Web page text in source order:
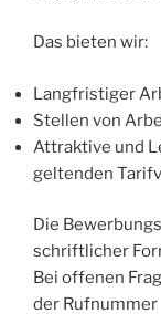
Das bieten wir:
Langfristiger
Stellen von
Attraktive und
geltenden
Die
schriftlicher
Bei offenen
der Rufnummer